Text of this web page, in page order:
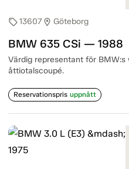
sell13607location_on Göteborg
BMW 635 CSi — 1988
Värdig representant för
åttiotalscoupé.
Reservationspris uppnått